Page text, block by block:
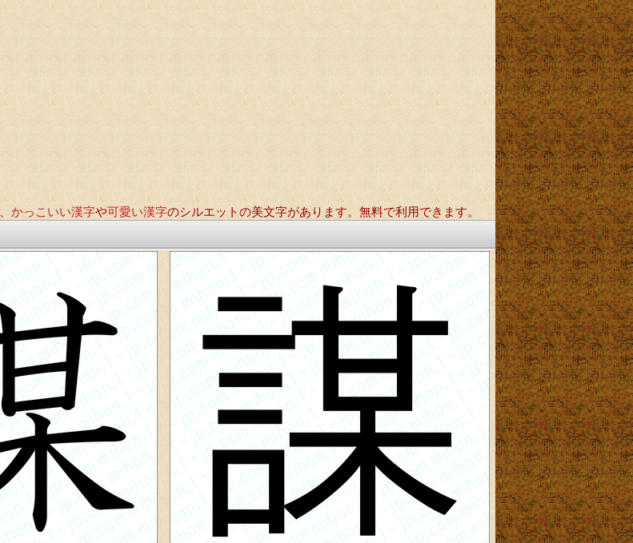
かっこいい漢字や可愛い漢字のシルエットの美文字があります。無料で利用できます。